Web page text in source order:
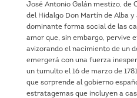
José Antonio Galán mestizo, de
del Hidalgo Don Martín de Alba
dominante forma social de las
amor que, sin embargo, pervive
avizorando el nacimiento de un
emergerá con una fuerza
un tumulto el 16 de marzo de
que sorprende al gobierno
estratagemas que incluyen a